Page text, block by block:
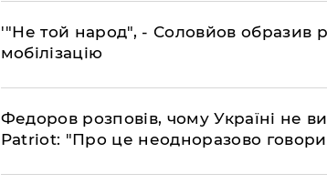
​'"Не той народ", - Соловйов образив
мобілізацію
​Федоров розповів, чому Україні не
Patriot: "Про це неодноразово